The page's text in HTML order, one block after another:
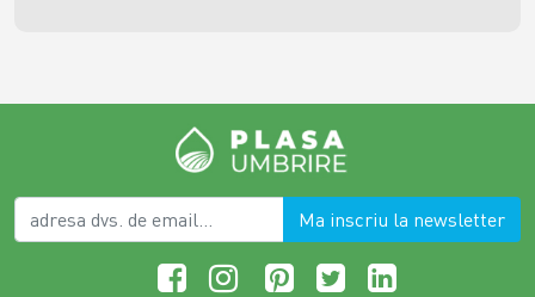
Ma inscriu la newsletter